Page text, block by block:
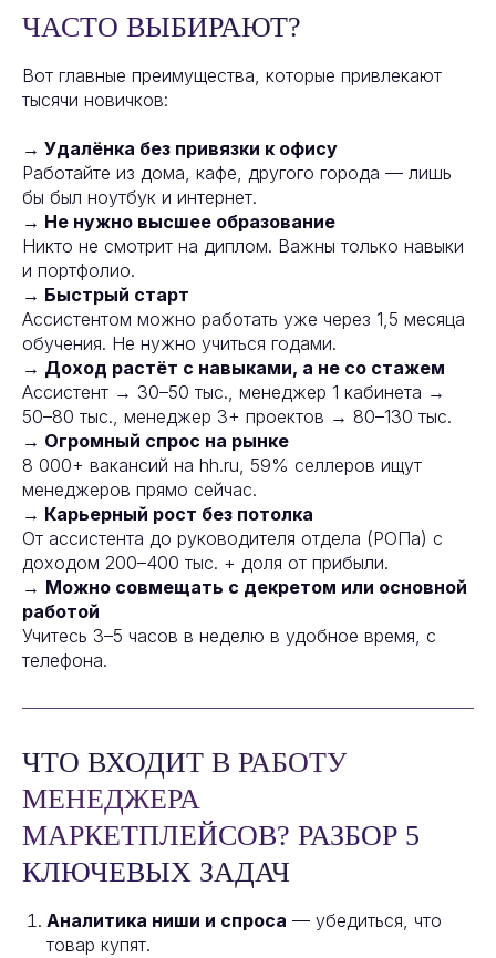
ЧАСТО ВЫБИРАЮТ?
Вот главные преимущества, которые привлекают
тысячи новичков:
→ Удалёнка без привязки к офису
Работайте из дома, кафе, другого города — лишь
бы был ноутбук и интернет.
→ Не нужно высшее образование
Никто не смотрит на диплом. Важны только навыки
и портфолио.
→ Быстрый старт
Ассистентом можно работать уже через 1,5 месяца
обучения. Не нужно учиться годами.
→ Доход растёт с навыками, а не со стажем
Ассистент → 30–50 тыс., менеджер 1 кабинета →
50–80 тыс., менеджер 3+ проектов → 80–130 тыс.
→ Огромный спрос на рынке
8 000+ вакансий на hh.ru, 59% селлеров ищут
менеджеров прямо сейчас.
→ Карьерный рост без потолка
От ассистента до руководителя отдела (РОПа) с
доходом 200–400 тыс. + доля от прибыли.
→ Можно совмещать с декретом или основной
работой
Учитесь 3–5 часов в неделю в удобное время, с
телефона.
ЧТО ВХОДИТ В РАБОТУ
МЕНЕДЖЕРА
МАРКЕТПЛЕЙСОВ? РАЗБОР 5
КЛЮЧЕВЫХ ЗАДАЧ
Аналитика ниши и спроса — убедиться, что
товар купят.